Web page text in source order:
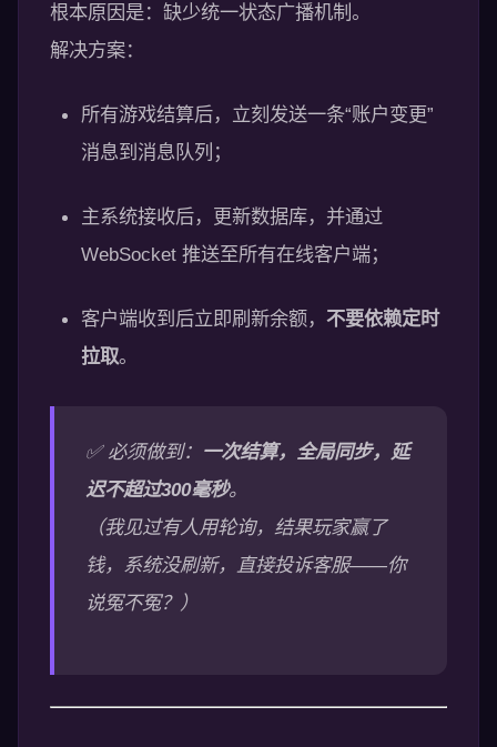
根本原因是：缺少统一状态广播机制。
解决方案：
所有游戏结算后，立刻发送一条“账户变更”
消息到消息队列；
主系统接收后，更新数据库，并通过
WebSocket 推送至所有在线客户端；
客户端收到后立即刷新余额， 不要依赖定时
拉取。
✅ 必须做到： 一次结算，全局同步，延
迟不超过300毫秒。
（我见过有人用轮询，结果玩家赢了
钱，系统没刷新，直接投诉客服——你
说冤不冤？）